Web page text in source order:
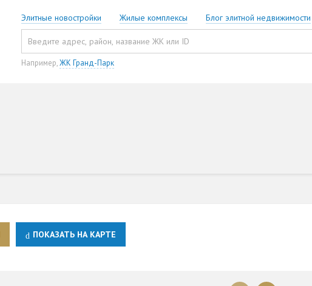
Элитные новостройки Жилые комплексы Блог элитной недвижимости
Например,ЖК Гранд-Парк
ПОКАЗАТЬ НА КАРТЕ